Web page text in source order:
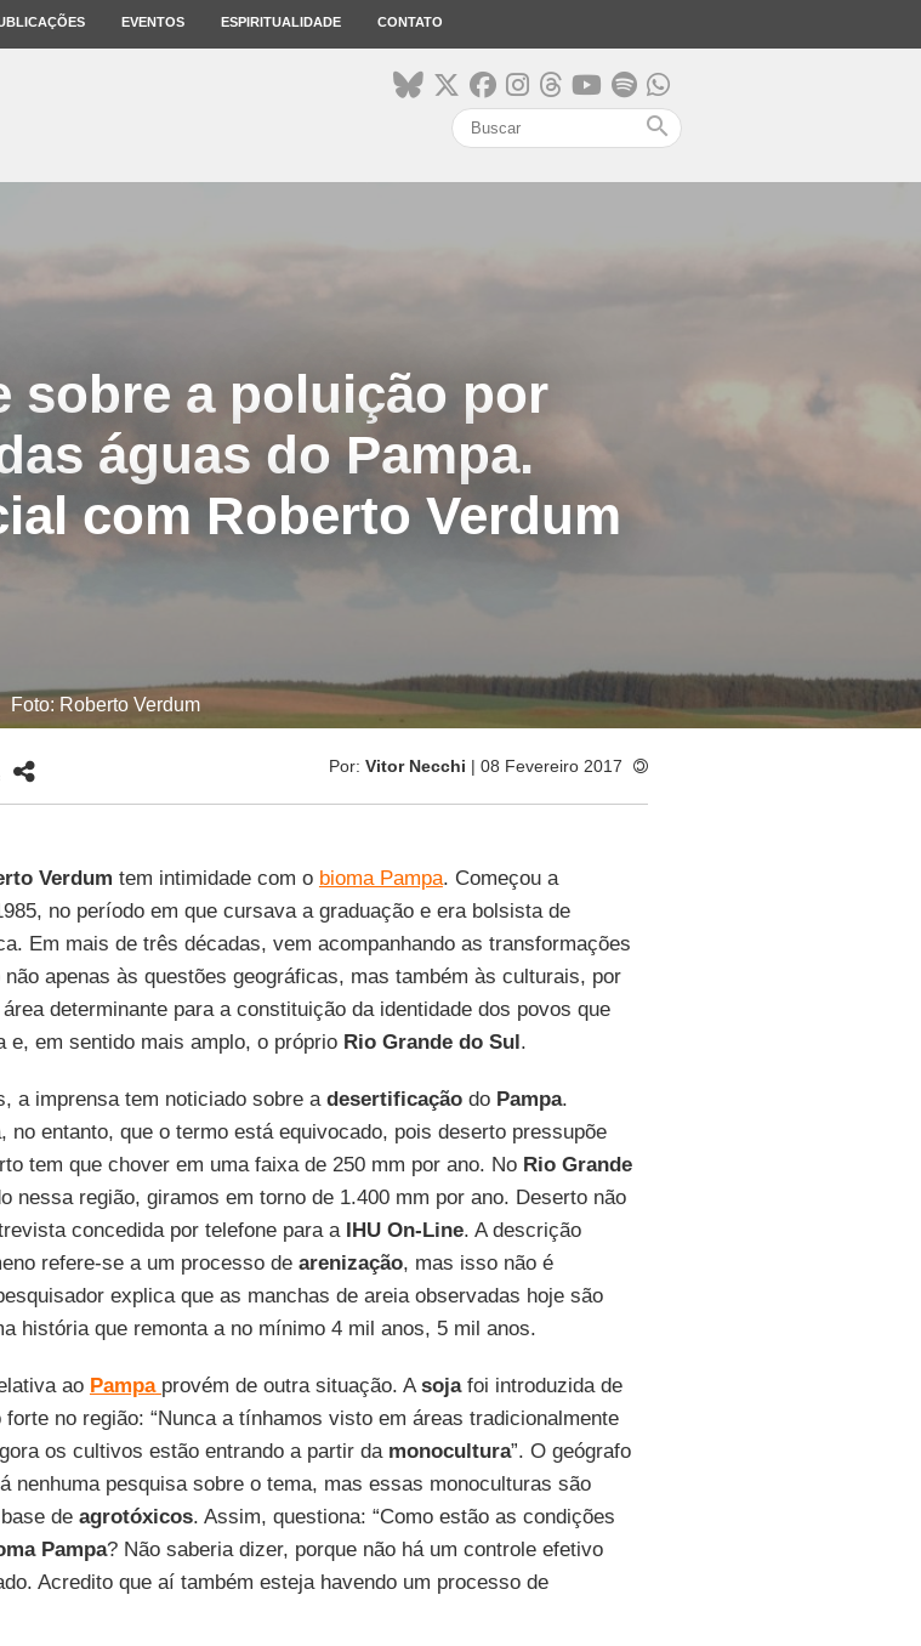
EVENTOS ESPIRITUALIDADE CONTATO
search
sobre a poluição por
águas do Pampa.
com Roberto Verdum
Foto: Roberto Verdum
Por: Vitor Necchi | 08 Fevereiro 2017
Verdum tem intimidade com o bioma Pampa. Começou a
no período em que cursava a graduação e era bolsista de
Em mais de três décadas, vem acompanhando as transformações
não apenas às questões geográficas, mas também às culturais, por
determinante para a constituição da identidade dos povos que
e, em sentido mais amplo, o próprio Rio Grande do Sul.
a imprensa tem noticiado sobre a desertificaçãodo Pampa.
no entanto, que o termo está equivocado, pois deserto pressupõe
tem que chover em uma faixa de 250 mm por ano. No Rio Grande
nessa região, giramos em torno de 1.400 mm por ano. Deserto não
concedida por telefone para a IHU On-Line. A descrição
refere-se a um processo de arenização, mas isso não é
explica que as manchas de areia observadas hoje são
história que remonta a no mínimo 4 mil anos, 5 mil anos.
ao Pampa provém de outra situação. Asojafoi introduzida de
forte no região: “Nunca a tínhamos visto em áreas tradicionalmente
os cultivos estão entrando a partir da monocultura”. O geógrafo
nenhuma pesquisa sobre o tema, mas essas monoculturas são
de agrotóxicos. Assim, questiona: “Como estão as condições
Pampa? Não saberia dizer, porque não há um controle efetivo
Acredito que aí também esteja havendo um processo de